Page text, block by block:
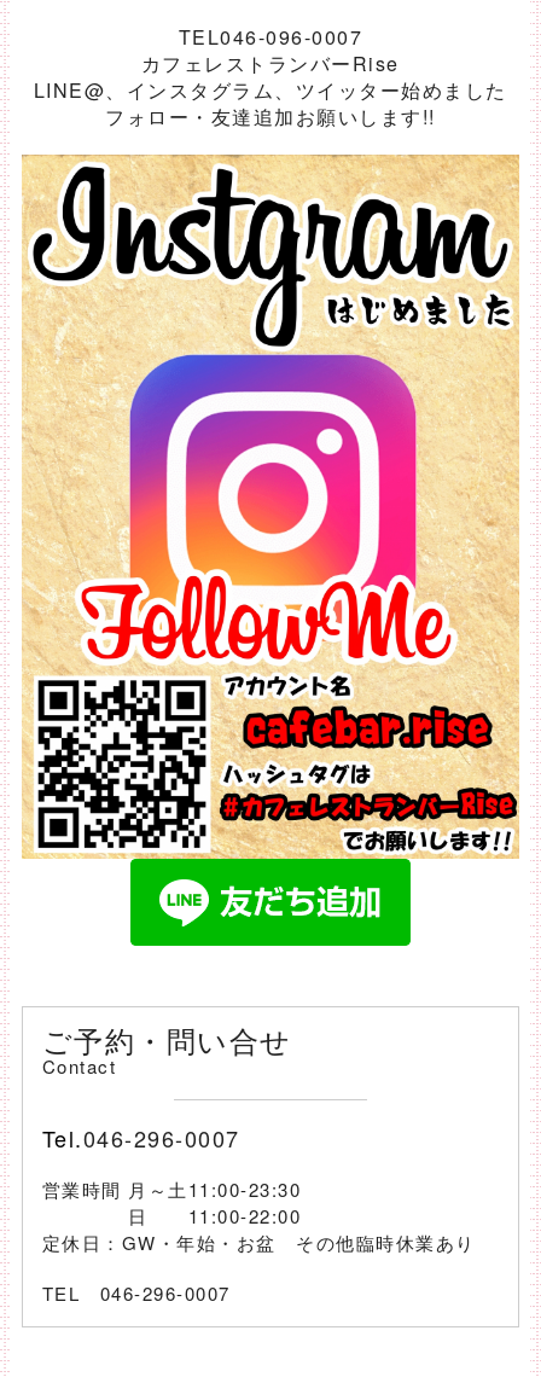
TEL046-096-0007
カフェレストランバーRise
LINE@、インスタグラム、ツイッター始めました
フォロー・友達追加お願いします!!
ご予約・問い合せ
Contact
Tel.046-296-0007
営業時間 月～土11:00-23:30
日 11:00-22:00
定休日：GW・年始・お盆 その他臨時休業あり
TEL 046-296-0007